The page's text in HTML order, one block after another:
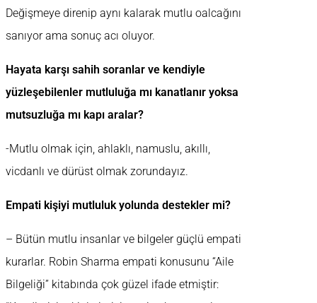
Değişmeye direnip aynı kalarak mutlu oalcağını
sanıyor ama sonuç acı oluyor.
Hayata karşı sahih soranlar ve kendiyle
yüzleşebilenler mutluluğa mı kanatlanır yoksa
mutsuzluğa mı kapı aralar?
-Mutlu olmak için, ahlaklı, namuslu, akıllı,
vicdanlı ve dürüst olmak zorundayız.
Empati kişiyi mutluluk yolunda destekler mi?
– Bütün mutlu insanlar ve bilgeler güçlü empati
kurarlar. Robin Sharma empati konusunu “Aile
Bilgeliği” kitabında çok güzel ifade etmiştir: